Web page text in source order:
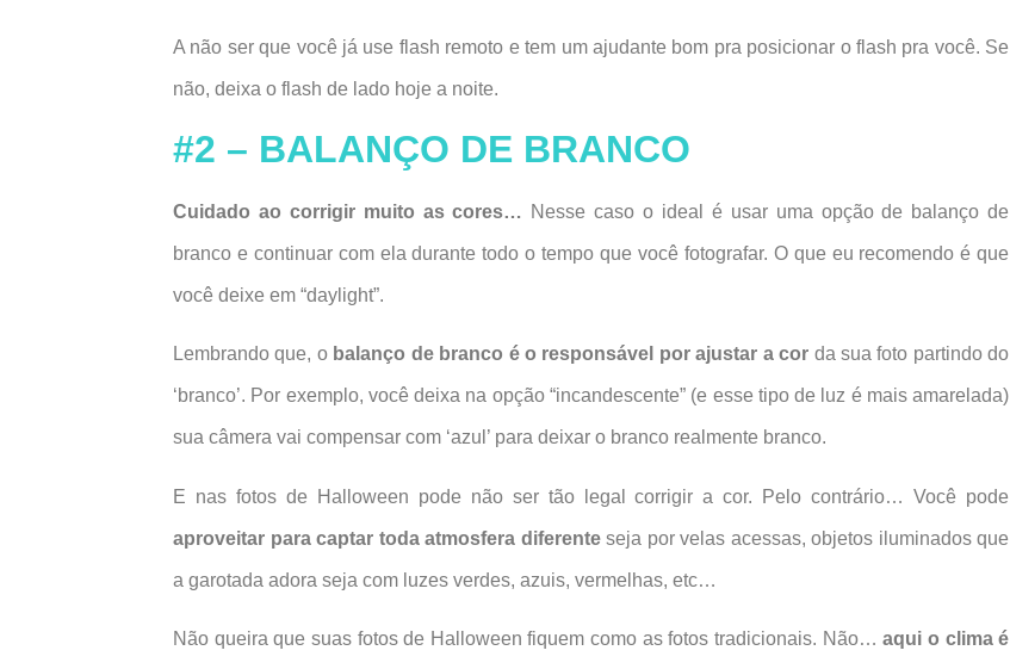
A não ser que você já use flash remoto e tem um ajudante bom pra posicionar o flash pra você. Se
não, deixa o flash de lado hoje a noite.
#2 – BALANÇO DE BRANCO
Cuidado ao corrigir muito as cores… Nesse caso o ideal é usar uma opção de balanço de
branco e continuar com ela durante todo o tempo que você fotografar. O que eu recomendo é que
você deixe em “daylight”.
Lembrando que, o balanço de branco é o responsável por ajustar a cor da sua foto partindo do
‘branco’. Por exemplo, você deixa na opção “incandescente” (e esse tipo de luz é mais amarelada)
sua câmera vai compensar com ‘azul’ para deixar o branco realmente branco.
E nas fotos de Halloween pode não ser tão legal corrigir a cor. Pelo contrário… Você pode
aproveitar para captar toda atmosfera diferenteseja por velas acessas, objetos iluminados que
a garotada adora seja com luzes verdes, azuis, vermelhas, etc…
Não queira que suas fotos de Halloween fiquem como as fotos tradicionais. Não…aqui o clima é